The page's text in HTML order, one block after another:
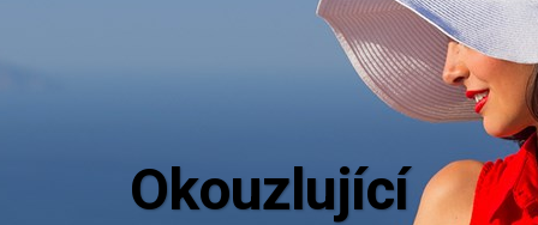
Aktuální